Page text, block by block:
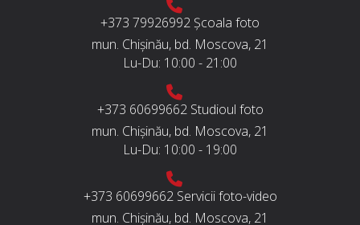
+373 79926992 Școala foto
mun. Chișinău, bd. Moscova, 21
Lu-Du: 10:00 - 21:00
+373 60699662 Studioul foto
mun. Chișinău, bd. Moscova, 21
Lu-Du: 10:00 - 19:00
+373 60699662 Servicii foto-video
mun. Chișinău, bd. Moscova, 21